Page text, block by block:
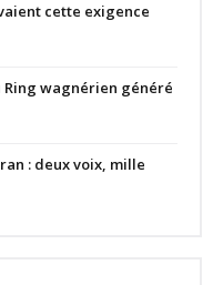
cette exigence
Ring wagnérien généré
: deux voix, mille